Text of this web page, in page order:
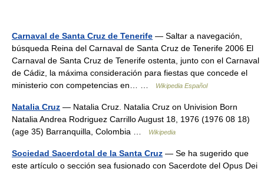
Carnaval de Santa Cruz de Tenerife — Saltar a navegación,
búsqueda Reina del Carnaval de Santa Cruz de Tenerife 2006 El
Carnaval de Santa Cruz de Tenerife ostenta, junto con el Carnaval
de Cádiz, la máxima consideración para fiestas que concede el
ministerio con competencias en… …
Wikipedia Español
Natalia Cruz — Natalia Cruz. Natalia Cruz on Univision Born
Natalia Andrea Rodriguez Carrillo August 18, 1976 (1976 08 18)
(age 35) Barranquilla, Colombia …
Wikipedia
Sociedad Sacerdotal de la Santa Cruz — Se ha sugerido que
este artículo o sección sea fusionado con Sacerdote del Opus Dei